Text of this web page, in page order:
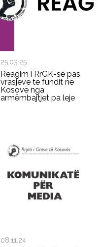
25.03.25
Reagim i RrGK-së pas
vrasjeve të fundit në
Kosovë nga
armëmbajtjet pa leje
08.11.24